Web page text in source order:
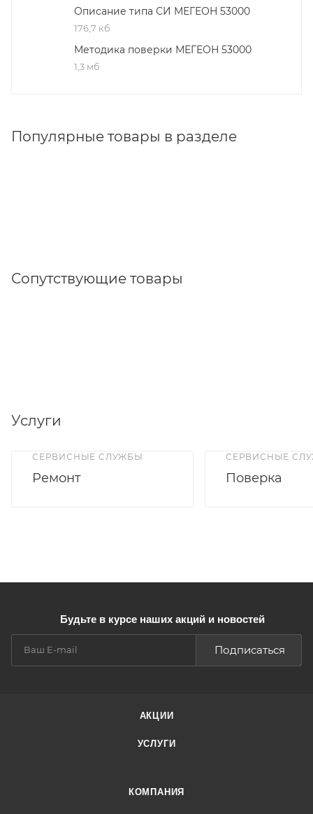
Описание типа СИ МЕГЕОН 53000
176,7 кб
Методика поверки МЕГЕОН 53000
1,3 мб
Популярные товары в разделе
Сопутствующие товары
Услуги
СЕРВИСНЫЕ СЛУЖБЫ
Ремонт
СЕРВИСНЫЕ
Поверка
Будьте в курсе наших акций и новостей
Подписаться
АКЦИИ
УСЛУГИ
КОМПАНИЯ